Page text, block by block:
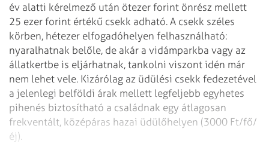
év alatti kérelmező után ötezer forint önrész mellett
25 ezer forint értékű csekk adható. A csekk széles
körben, hétezer elfogadóhelyen felhasználható:
nyaralhatnak belőle, de akár a vidámparkba vagy az
állatkertbe is eljárhatnak, tankolni viszont idén már
nem lehet vele. Kizárólag az üdülési csekk fedezetével
a jelenlegi belföldi árak mellett legfeljebb egyhetes
pihenés biztosítható a családnak egy átlagosan
frekventált, középáras hazai üdülőhelyen (3000 Ft/fő/
éj).